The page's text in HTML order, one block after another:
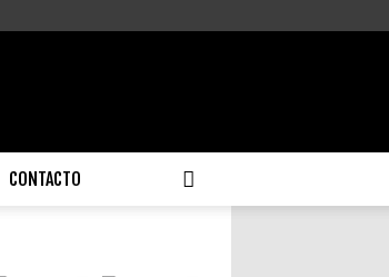
CONTACTO